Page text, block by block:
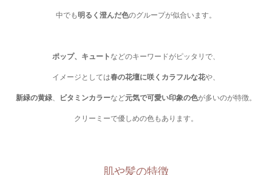
中でも明るく澄んだ色のグループが似合います。
ポップ、キュート などのキーワードがピッタリで、
イメージとしては春の花壇に咲くカラフルな花や、
新緑の黄緑、 ビタミンカラーなど元気で可愛い印象の色が多いのが特徴。
クリーミーで優しめの色もあります。
肌や髪の特徴